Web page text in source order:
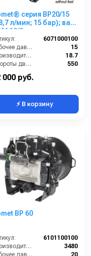
серия ВP20/15
л/мин; 15 бар); вал
13/8
6071000100
Рабочее давление (бар):
15
Производительность (л/мин):
18.7
Обороты двигателя (об/мин):
550
000 руб.
⚡ В корзину
BP 60
6101100100
Производительность (л/ч):
3480
Рабочее давление (бар):
20